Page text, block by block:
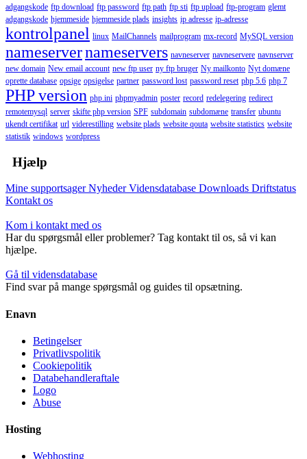
adgangskode ftp download ftp password ftp path ftp sti ftp upload ftp-program glemt
adgangskode hjemmeside hjemmeside plads insights ip adresse ip-adresse
kontrolpanel linux MailChannels mailprogram mx-record MySQL version
nameservernameservers navneserver navneservere navnserver
new domain New email account new ftp user ny ftp bruger Ny mailkonto Nyt domæne
oprette database opsige opsigelse partner password lost password reset php 5.6 php 7
PHP version php.ini phpmyadmin poster record redelegering redirect
remotemysql server skifte php version SPF subdomain subdomæne transfer ubuntu
ukendt certifikat url viderestilling website plads website qouta website statistics website
statistik windows wordpress
Hjælp
Mine supportsagerNyhederVidensdatabase Downloads Driftstatus
Kontakt os
Kom i kontakt med os
Har du spørgsmål eller problemer? Tag kontakt til os, så vi kan
hjælpe.
Gå til vidensdatabase
Find svar på mange spørgsmål og guides til opsætning.
Enavn
Betingelser
Privatlivspolitik
Cookiepolitik
Databehandleraftale
Logo
Abuse
Hosting
Webhosting